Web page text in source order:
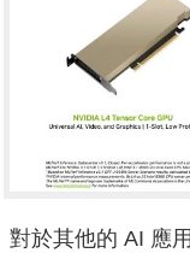
對於其他的 AI 應